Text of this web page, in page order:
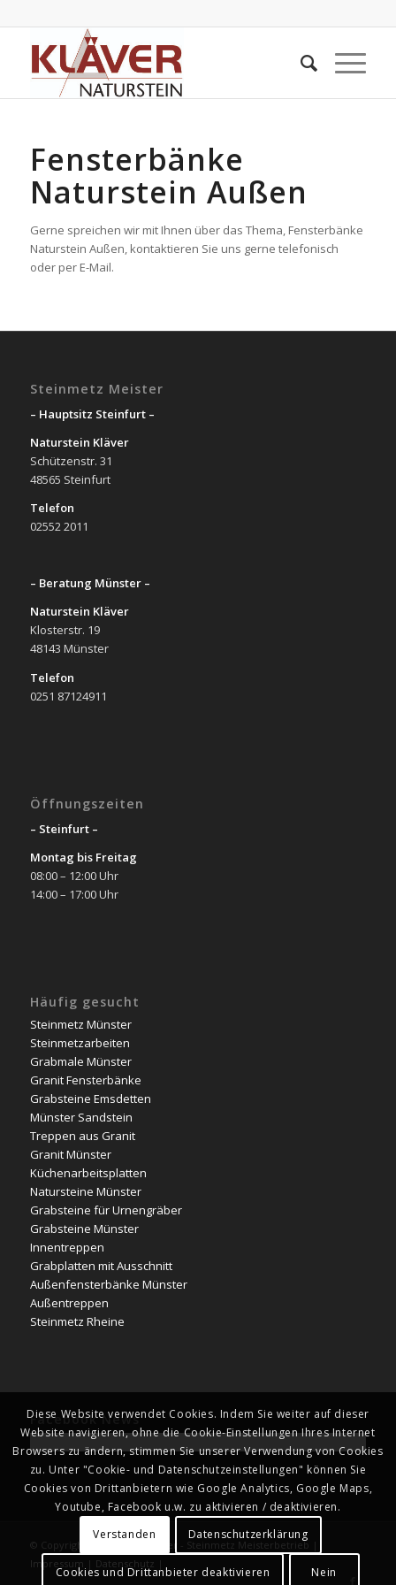
Fensterbänke
Naturstein Außen
Gerne spreichen wir mit Ihnen über das Thema, Fensterbänke
Naturstein Außen, kontaktieren Sie uns gerne telefonisch
oder per E-Mail.
Steinmetz Meister
– Hauptsitz Steinfurt –
Naturstein Kläver
Schützenstr. 31
48565 Steinfurt
Telefon
02552 2011
– Beratung Münster –
Naturstein Kläver
Klosterstr. 19
48143 Münster
Telefon
0251 87124911
Öffnungszeiten
– Steinfurt –
Montag bis Freitag
08:00 – 12:00 Uhr
14:00 – 17:00 Uhr
Häufig gesucht
Steinmetz Münster
Steinmetzarbeiten
Grabmale Münster
Granit Fensterbänke
Grabsteine Emsdetten
Münster Sandstein
Treppen aus Granit
Granit Münster
Küchenarbeitsplatten
Natursteine Münster
Grabsteine für Urnengräber
Grabsteine Münster
Innentreppen
Grabplatten mit Ausschnitt
Außenfensterbänke Münster
Außentreppen
Steinmetz Rheine
Facebook News
© Copyright - Naturstein Kläver - Steinmetz Meisterbetrieb |
Impressum | Datenschutz |
Diese Website verwendet Cookies. Indem Sie weiter auf dieser
Website navigieren, ohne die Cookie-Einstellungen Ihres Internet
Browsers zu ändern, stimmen Sie unserer Verwendung von Cookies
zu. Unter "Cookie- und Datenschutzeinstellungen" können Sie
Cookies von Drittanbietern wie Google Analytics, Google Maps,
Youtube, Facebook u.w. zu aktivieren / deaktivieren.
Verstanden
Datenschutzerklärung
Cookies und Drittanbieter deaktivieren Nein